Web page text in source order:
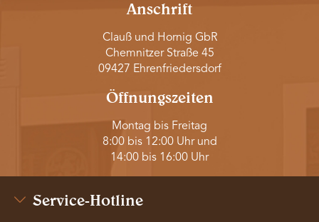
Anschrift
Clauß und Hornig GbR
Chemnitzer Straße 45
09427 Ehrenfriedersdorf
Öffnungszeiten
Montag bis Freitag
8:00 bis 12:00 Uhr und
14:00 bis 16:00 Uhr
Service-Hotline